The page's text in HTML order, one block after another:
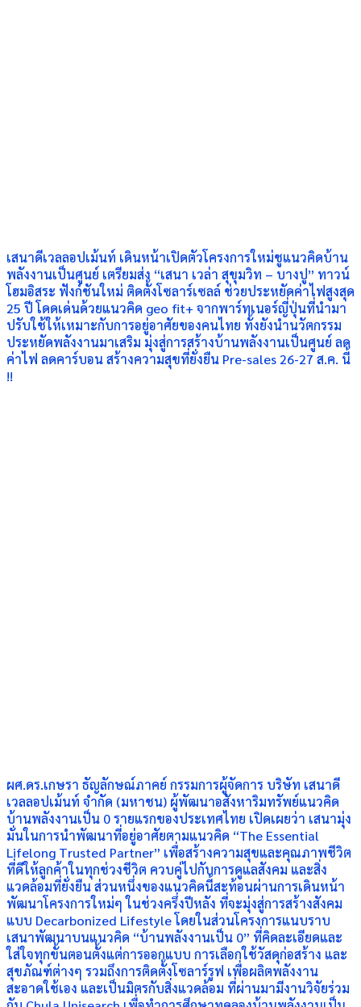
เสนาดีเวลลอปเม้นท์ เดินหน้าเปิดตัวโครงการใหม่ชูแนวคิดบ้าน
พลังงานเป็นศูนย์ เตรียมส่ง “เสนา เวล่า สุขุมวิท – บางปู” ทาวน์
โฮมอิสระ ฟังก์ชันใหม่ ติดตั้งโซลาร์เซลล์ ช่วยประหยัดค่าไฟสูงสุด
25 ปี โดดเด่นด้วยแนวคิด geo fit+ จากพาร์ทเนอร์ญี่ปุ่นที่นำมา
ปรับใช้ให้เหมาะกับการอยู่อาศัยของคนไทย ทั้งยังนำนวัตกรรม
ประหยัดพลังงานมาเสริม มุ่งสู่การสร้างบ้านพลังงานเป็นศูนย์ ลด
ค่าไฟ ลดคาร์บอน สร้างความสุขที่ยั่งยืน Pre-sales 26-27 ส.ค. นี้
!!
ผศ.ดร.เกษรา ธัญลักษณ์ภาคย์ กรรมการผู้จัดการ บริษัท เสนาดี
เวลลอปเม้นท์ จำกัด (มหาชน) ผู้พัฒนาอสังหาริมทรัพย์แนวคิด
บ้านพลังงานเป็น 0 รายแรกของประเทศไทย เปิดเผยว่า เสนามุ่ง
มั่นในการนำพัฒนาที่อยู่อาศัยตามแนวคิด “The Essential
Lifelong Trusted Partner” เพื่อสร้างความสุขและคุณภาพชีวิต
ที่ดีให้ลูกค้าในทุกช่วงชีวิต ควบคู่ไปกับการดูแลสังคม และสิ่ง
แวดล้อมที่ยั่งยืน ส่วนหนึ่งของแนวคิดนี้สะท้อนผ่านการเดินหน้า
พัฒนาโครงการใหม่ๆ ในช่วงครึ่งปีหลัง ที่จะมุ่งสู่การสร้างสังคม
แบบ Decarbonized Lifestyle โดยในส่วนโครงการแนบราบ
เสนาพัฒนาบนแนวคิด “บ้านพลังงานเป็น 0” ที่คิดละเอียดและ
ใส่ใจทุกขั้นตอนตั้งแต่การออกแบบ การเลือกใช้วัสดุก่อสร้าง และ
สุขภัณฑ์ต่างๆ รวมถึงการติดตั้งโซลาร์รูฟ เพื่อผลิตพลังงาน
สะอาดใช้เอง และเป็นมิตรกับสิ่งแวดล้อม ที่ผ่านมามีงานวิจัยร่วม